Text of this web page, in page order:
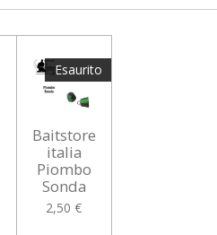
Esaurito
Baitstore
italia
Piombo
Sonda
2,50 €